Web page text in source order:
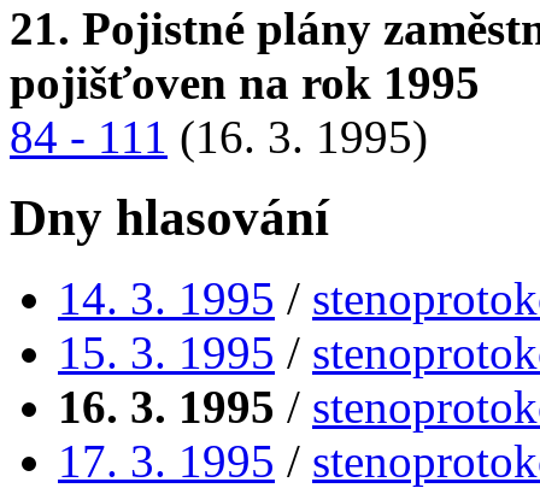
21. Pojistné plány
pojišťoven na rok 1995
84 - 111 (16. 3. 1995)
Dny hlasování
14. 3. 1995 /
15. 3. 1995 /
16. 3. 1995 /
17. 3. 1995 /